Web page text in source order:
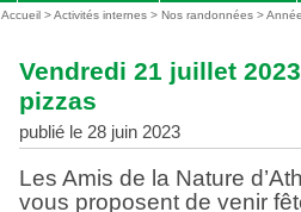
Vous
Accueil >Activités internes >Nos randonnées>
Vendredi 21 juillet
pizzas
publié le 28 juin 2023
Les Amis de la Nature
vous proposent de venir